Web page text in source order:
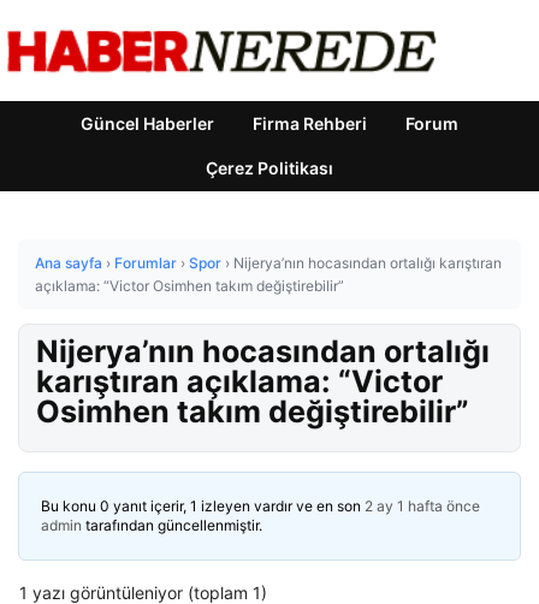
Güncel Haberler Firma Rehberi Forum
Çerez Politikası
Ana sayfa › Forumlar › Spor › Nijerya’nın hocasından ortalığı karıştıran
açıklama: “Victor Osimhen takım değiştirebilir”
Nijerya’nın hocasından ortalığı
karıştıran açıklama: “Victor
Osimhen takım değiştirebilir”
Bu konu 0 yanıt içerir, 1 izleyen vardır ve en son 2 ay 1 hafta önce
admin tarafından güncellenmiştir.
1 yazı görüntüleniyor (toplam 1)